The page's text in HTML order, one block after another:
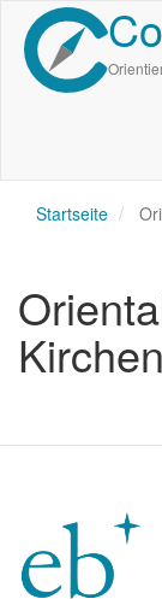
Direkt
zum
Inhalt
Startseite
Kirchen